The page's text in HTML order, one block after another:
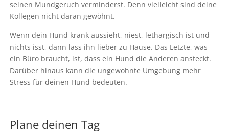
seinen Mundgeruch verminderst. Denn vielleicht sind deine
Kollegen nicht daran gewöhnt.
Wenn dein Hund krank aussieht, niest, lethargisch ist und
nichts isst, dann lass ihn lieber zu Hause. Das Letzte, was
ein Büro braucht, ist, dass ein Hund die Anderen ansteckt.
Darüber hinaus kann die ungewohnte Umgebung mehr
Stress für deinen Hund bedeuten.
Plane deinen Tag